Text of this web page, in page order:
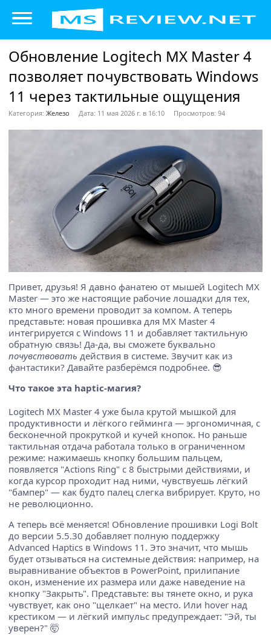
Обновление Logitech MX Master 4
позволяет почувствовать Windows
11 через тактильные ощущения
Категория: Железо Дата: 11 мая 2026 г. в 16:10 Просмотров: 94
Привет, друзья! Я давно фанатею от мышей Logitech MX
Master — это же настоящие рабочие лошадки для тех,
кто много времени проводит за компом. А теперь
представьте: новая прошивка для MX Master 4
интегрируется с Windows 11 и добавляет тактильную
обратную связь! Да-да, вы сможете буквально
почувствовать действия в системе. Звучит как из
фантастики? Давайте разберёмся подробнее. 😎
Что такое эта haptic-магия?
Logitech MX Master 4 уже была крутой мышкой для
продуктивности и лёгкого гейминга — эргономичная, с
бесконечной прокруткой и кучей кнопок. Но раньше
тактильная отдача работала только в ограниченном
режиме: нажимаешь кнопку большим пальцем,
появляется "Actions Ring" с 8 быстрыми действиями, и
когда курсор проходит над ними, чувствуешь лёгкий
"бампер" — как будто палец слегка вибрирует. Круто, но
не революционно.
А теперь всё меняется! Обновление прошивки Logi Bolt
до версии 5.5.30 добавляет полную поддержку
Advanced Haptics в Windows 11. Это значит, что мышь
будет отзываться на системные действия: например, на
выравнивание объектов в PowerPoint, прилипание
окон, изменение их размера или даже наведение на
кнопку "Закрыть". Представьте: вы тянете окно, и рука
чувствует, как оно "щелкает" на место. Или hover над
крестиком — и лёгкий импульс предупреждает: "Эй, ты
уверен?" 🤯